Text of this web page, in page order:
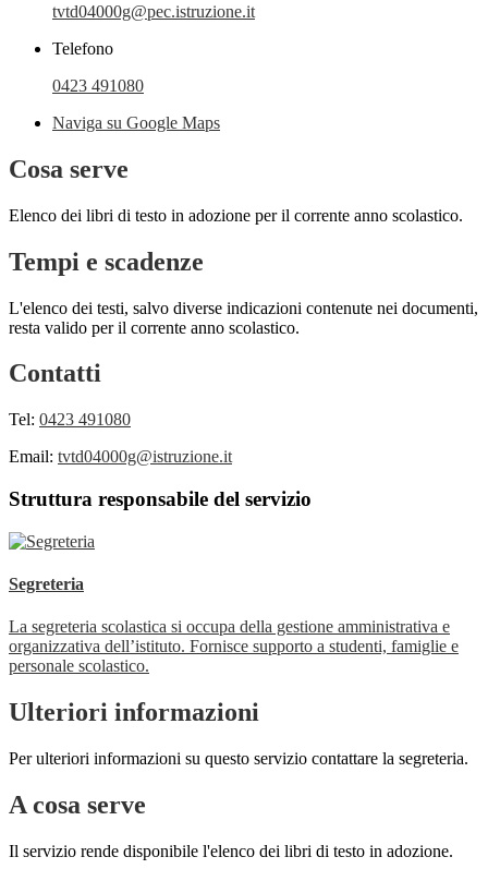
tvtd04000g@pec.istruzione.it
Telefono
0423 491080
Naviga su Google Maps
Cosa serve
Elenco dei libri di testo in adozione per il corrente anno scolastico.
Tempi e scadenze
L'elenco dei testi, salvo diverse indicazioni contenute nei documenti,
resta valido per il corrente anno scolastico.
Contatti
Tel: 0423 491080
Email: tvtd04000g@istruzione.it
Struttura responsabile del servizio
Segreteria
La segreteria scolastica si occupa della gestione amministrativa e
organizzativa dell’istituto. Fornisce supporto a studenti, famiglie e
personale scolastico.
Ulteriori informazioni
Per ulteriori informazioni su questo servizio contattare la segreteria.
A cosa serve
Il servizio rende disponibile l'elenco dei libri di testo in adozione.